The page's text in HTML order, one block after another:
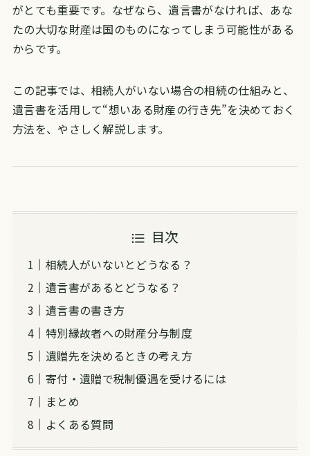
がとても重要です。なぜなら、遺言書がなければ、あな
たの大切な財産は国のものになってしまう可能性がある
からです。
この記事では、相続人がいない場合の相続の仕組みと、
遺言書を活用して“想いある財産の行き先”を決めておく
方法を、やさしく解説します。
目次
相続人がいないとどうなる？
遺言書があるとどうなる？
遺言書の書き方
特別縁故者への財産分与制度
遺贈先を決めるときの考え方
寄付・遺贈で税制優遇を受けるには
まとめ
よくある質問